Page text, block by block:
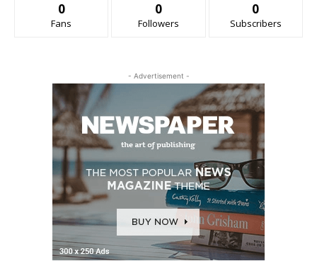
0
Fans
0
Followers
0
Subscribers
- Advertisement -